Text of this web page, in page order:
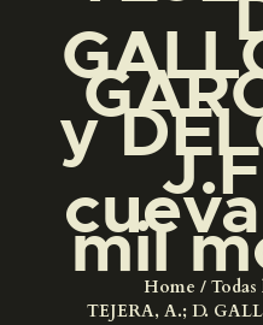
y
milHome Todas
TEJERA, A.; D.
█
EL MUSEO